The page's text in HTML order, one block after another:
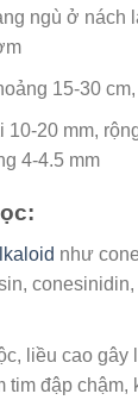
ngù ở nách
15-30
10-20 mm,
4-4.5 mm
như
liều cao gây
tim đập chậm,